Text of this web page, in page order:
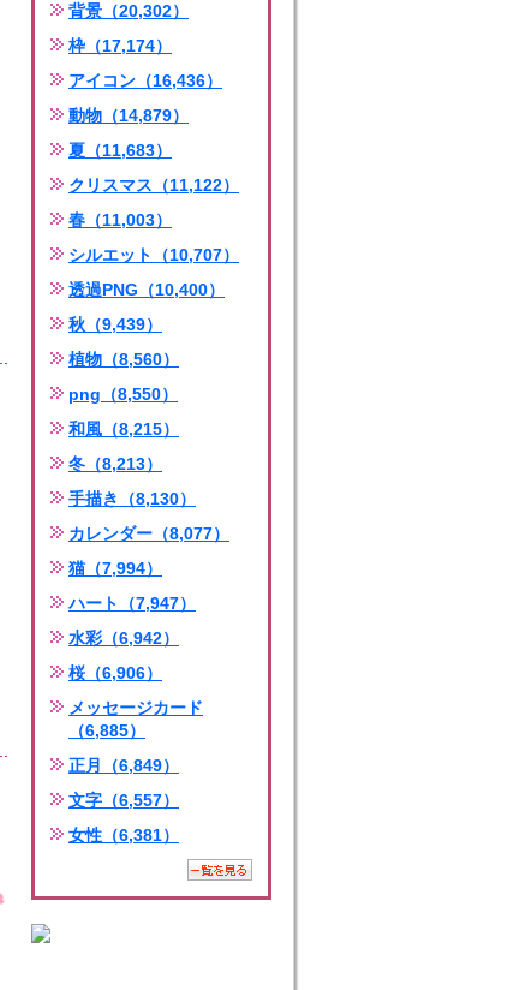
背景（20,302）
枠（17,174）
アイコン（16,436）
動物（14,879）
夏（11,683）
クリスマス（11,122）
春（11,003）
シルエット（10,707）
透過PNG（10,400）
秋（9,439）
植物（8,560）
png（8,550）
和風（8,215）
冬（8,213）
手描き（8,130）
カレンダー（8,077）
猫（7,994）
ハート（7,947）
水彩（6,942）
桜（6,906）
メッセージカード
（6,885）
正月（6,849）
文字（6,557）
女性（6,381）